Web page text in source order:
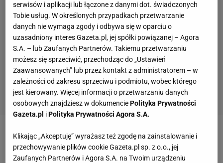
Zobacz wideoBartosz Kapustka w Legii. "Vuković
potrafi odbudować piłkarzy"
serwisów i aplikacji lub łączone z danymi dot. świadczonych
Tobie usług. W określonych przypadkach przetwarzanie
danych nie wymaga zgody i odbywa się w oparciu o
uzasadniony interes Gazeta.pl, jej spółki powiązanej – Agora
S.A. – lub Zaufanych Partnerów. Takiemu przetwarzaniu
możesz się sprzeciwić, przechodząc do „Ustawień
Zaawansowanych” lub przez kontakt z administratorem – w
zależności od zakresu sprzeciwu i podmiotu, wobec którego
jest kierowany. Więcej informacji o przetwarzaniu danych
osobowych znajdziesz w dokumenciePolityka Prywatności
Gazeta.pl iPolityka Prywatności Agora S.A.
Klikając „Akceptuję” wyrażasz też zgodę na zainstalowanie i
przechowywanie plików cookie Gazeta.pl sp. z o.o., jej
Zaufanych Partnerów i Agora S.A. na Twoim urządzeniu